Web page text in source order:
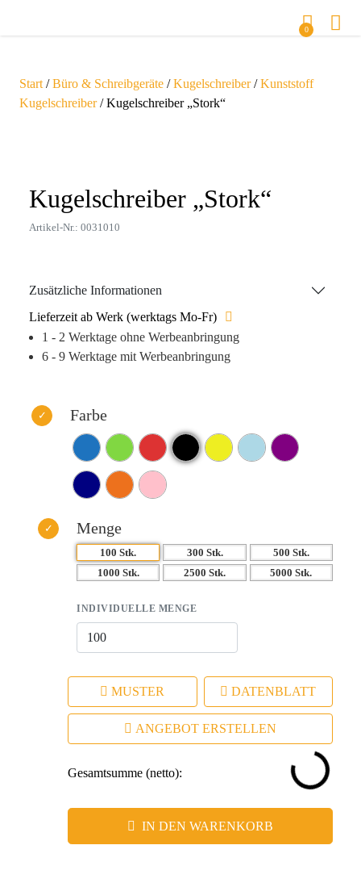
0
Start /Büro & Schreibgeräte /Kugelschreiber/Kunststoff
Kugelschreiber/ Kugelschreiber „Stork“
Kugelschreiber „Stork“
Artikel-Nr.: 0031010
Zusätzliche Informationen
Lieferzeit ab Werk (werktags Mo-Fr)
1 - 2 Werktage ohne Werbeanbringung
6 - 9 Werktage mit Werbeanbringung
Farbe
Menge
100 Stk. 300 Stk.
500 Stk.
1000 Stk.
2500 Stk. 5000 Stk.
INDIVIDUELLE MENGE
MUSTER DATENBLATT
ANGEBOT ERSTELLEN
Gesamtsumme (netto):
IN DEN WARENKORB